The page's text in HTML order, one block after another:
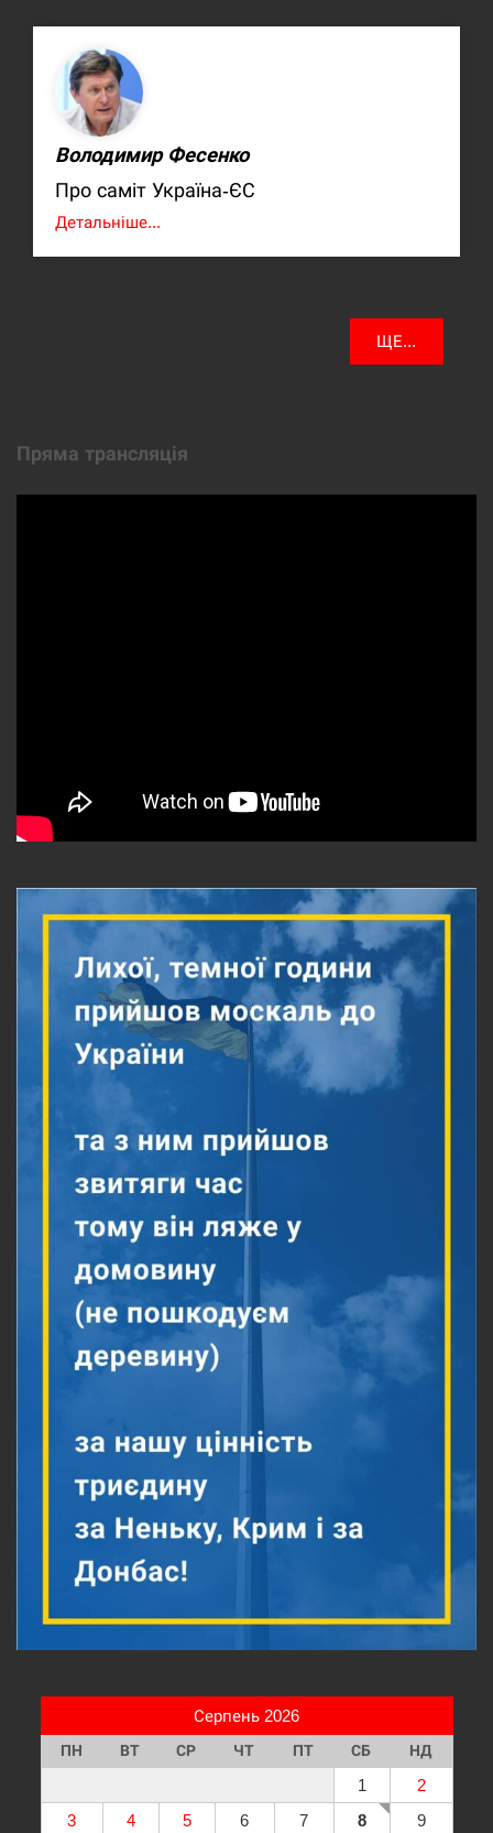
Володимир Фесенко
Про саміт Україна-ЄС
Детальніше...
ЩЕ...
Пряма трансляція
Серпень 2026
ПН ВТ СР ЧТ ПТ СБ НД
1
2
3
4 5 6 7 8
9